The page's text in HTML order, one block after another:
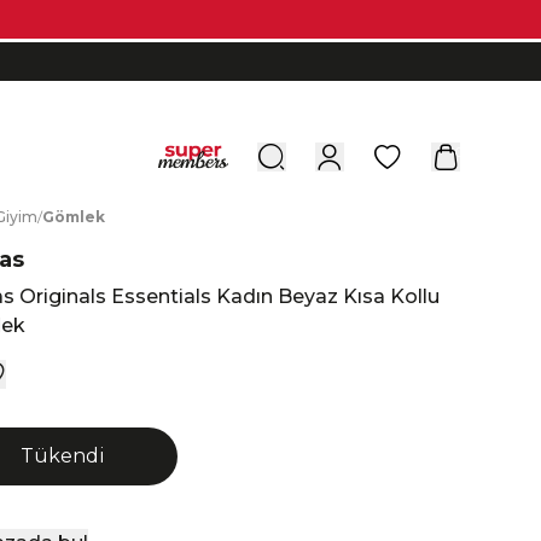
0
iyim/Gömlek
Originals Essentials Kadın Beyaz Kısa Kollu
Tükendi